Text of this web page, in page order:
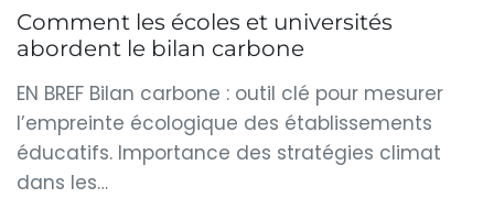
Comment les écoles et universités
abordent le bilan carbone
EN BREF Bilan carbone : outil clé pour mesurer
l’empreinte écologique des établissements
éducatifs. Importance des stratégies climat
dans les…